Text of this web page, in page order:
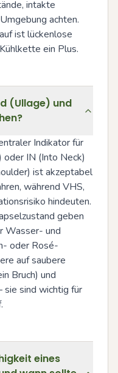
intakte
achten.
ist lückenlose
ein Plus.
(Ullage) und
Indikator für
oder IN (Into Neck)
ist akzeptabel
während VHS,
hindeuten.
geben
Wasser- und
oder Rosé-
auf saubere
Bruch) und
sind wichtig für
eines